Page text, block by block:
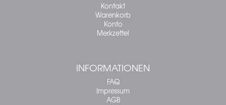
Kontakt
Warenkorb
Konto
Merkzettel
INFORMATIONEN
FAQ
Impressum
AGB